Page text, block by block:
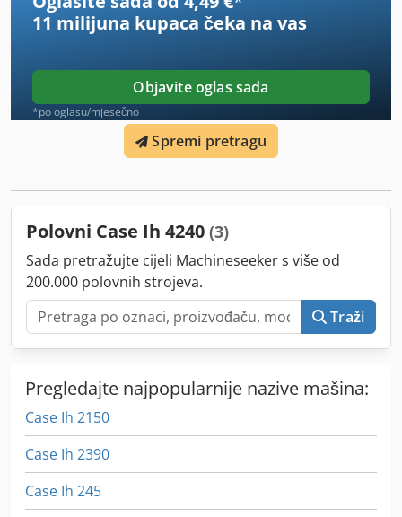
11 milijuna kupaca čeka na vas
Objavite oglas sada
*po oglasu/mjesečno
Spremi pretragu
Polovni Case Ih 4240 (3)
Sada pretražujte cijeli Machineseeker s više od
200.000 polovnih strojeva.
Traži
Pregledajte najpopularnije nazive mašina:
Case Ih 2150
Case Ih 2390
Case Ih 245